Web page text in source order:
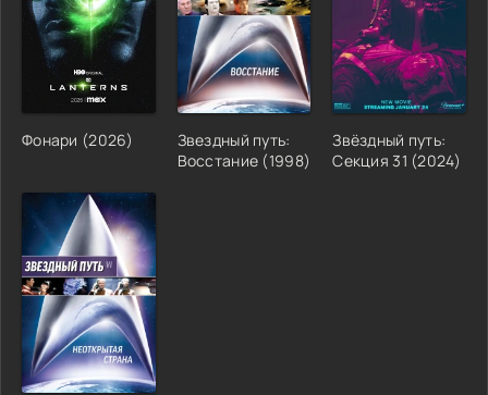
Фонари (2026)
Звездный путь:
Восстание (1998)
Звёздный путь:
Секция 31 (2024)